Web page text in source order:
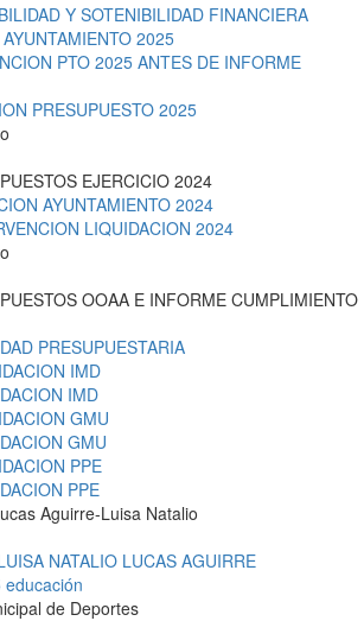
Y SOTENIBILIDAD FINANCIERA
2025
PTO 2025 ANTES DE INFORME
PRESUPUESTO 2025
EJERCICIO 2024
AYUNTAMIENTO 2024
LIQUIDACION 2024
OOAA E INFORME CUMPLIMIENTO
PRESUPUESTARIA
IMD
IMD
GMU
GMU
PPE
PPE
Aguirre-Luisa Natalio
NATALIO LUCAS AGUIRRE
educación
de Deportes